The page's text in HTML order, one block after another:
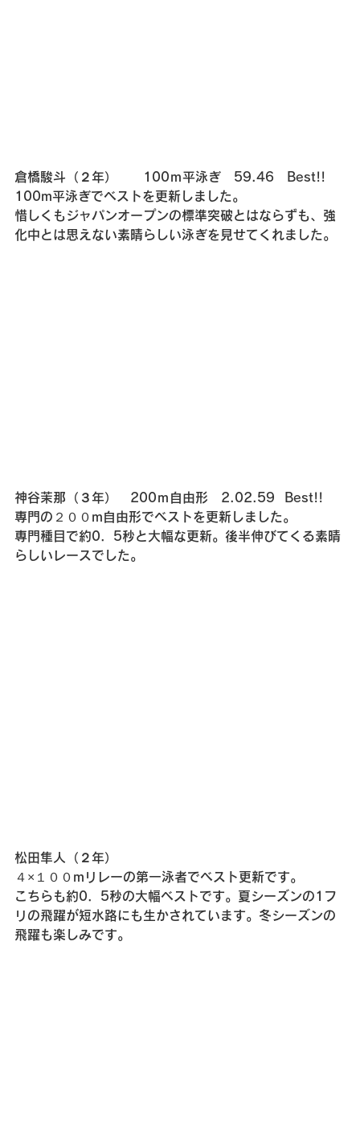
倉橋駿斗（２年）　　100ｍ平泳ぎ　59.46　Best!!
100m平泳ぎでベストを更新しました。
惜しくもジャパンオープンの標準突破とはならずも、強
化中とは思えない素晴らしい泳ぎを見せてくれました。
神谷茉那（３年）　200ｍ自由形　2.02.59  Best!!
専門の２００m自由形でベストを更新しました。
専門種目で約0．5秒と大幅な更新。後半伸びてくる素晴
らしいレースでした。
松田隼人（２年）
４×１００mリレーの第一泳者でベスト更新です。
こちらも約0．5秒の大幅ベストです。夏シーズンの1フ
リの飛躍が短水路にも生かされています。冬シーズンの
飛躍も楽しみです。